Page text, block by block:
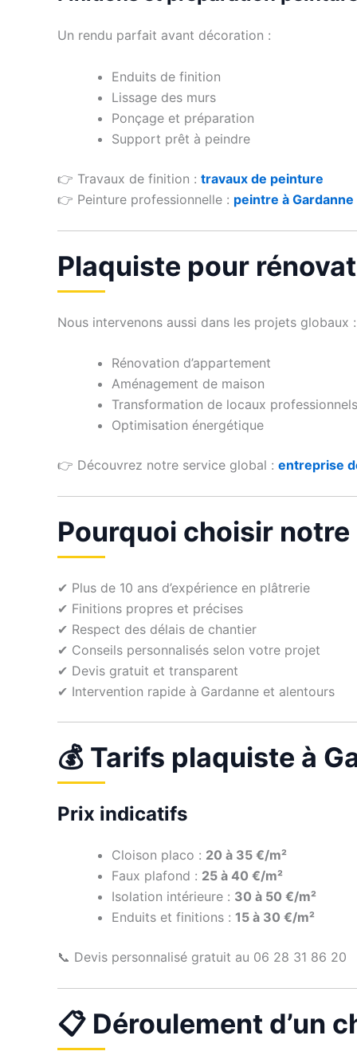
Un rendu parfait avant décoration :
Enduits de finition
Lissage des murs
Ponçage et préparation
Support prêt à peindre
👉 Travaux de finition : travaux de peinture
👉 Peinture professionnelle : peintre à Gardanne
Plaquiste pour
Nous intervenons aussi dans les projets globaux :
Rénovation d’appartement
Aménagement de maison
Transformation de locaux professionnels
Optimisation énergétique
👉 Découvrez notre service global : entreprise
Pourquoi choisir
✔ Plus de 10 ans d’expérience en plâtrerie
✔ Finitions propres et précises
✔ Respect des délais de chantier
✔ Conseils personnalisés selon votre projet
✔ Devis gratuit et transparent
✔ Intervention rapide à Gardanne et alentours
💰 Tarifs plaquiste à
Prix indicatifs
Cloison placo : 20 à 35 €/m²
Faux plafond : 25 à 40 €/m²
Isolation intérieure : 30 à 50 €/m²
Enduits et finitions : 15 à 30 €/m²
📞 Devis personnalisé gratuit au 06 28 31 86 20
📋 Déroulement d’un